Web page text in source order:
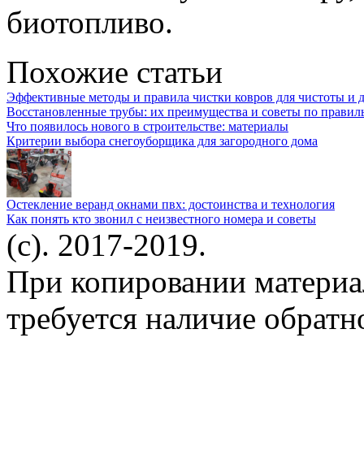
биотопливо.
Похожие статьи
Эффективные методы и правила чистки ковров для чистоты и
Восстановленные трубы: их преимущества и советы по
Что появилось нового в строительстве: материалы
Критерии выбора снегоуборщика для загородного дома
Остекление веранд окнами пвх: достоинства и технология
Как понять кто звонил с неизвестного номера и советы
(c). 2017-2019.
При копировании
требуется наличие